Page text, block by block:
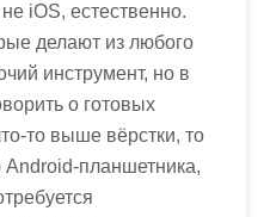
iOS, естественно.
делают из любого
инструмент, но в
о готовых
то выше вёрстки, то
Android-планшетника,